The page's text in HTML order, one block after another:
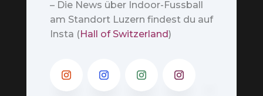
– Die News über Indoor-Fussball
am Standort Luzern findest du auf
Insta (Hall of Switzerland)